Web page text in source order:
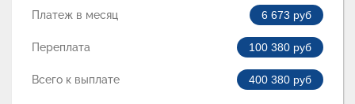
Платеж в месяц 6 673 руб
Переплата 100 380 руб
Всего к выплате 400 380 руб